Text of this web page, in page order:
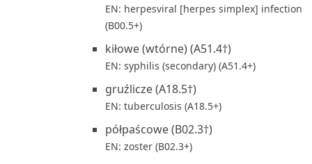
EN: herpesviral [herpes simplex] infection
(B00.5+)
kiłowe (wtórne) (A51.4†)
EN: syphilis (secondary) (A51.4+)
gruźlicze (A18.5†)
EN: tuberculosis (A18.5+)
półpaścowe (B02.3†)
EN: zoster (B02.3+)